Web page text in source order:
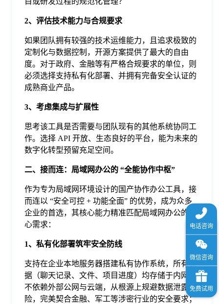
2、评估技术能力与合规要求
如果团队拥有较强的技术运维能力，且追求极致的
定制化与数据控制，开源方案提供了最大的自由
度。对于政府、金融等有严格合规要求的单位，则
必须选择支持私有化部署、并拥有完备安全认证的
成熟商业产品。
3、考虑集成与扩展性
思考该工具是否需要与团队现有的其他系统协同工
作。选择 API 开放、生态良好的平台，能为未来的
数字化转型预留充足空间。
二、接而连：局域网办公的 “全能协作中枢”
作为专为局域网环境设计的国产协作办公工具，接
而连以 “安全可控 + 功能全面” 的优势，成为众多
企业的首选，其核心能力精准匹配局域网办公的核
心需求：
1、私有化部署筑牢安全防线
支持在企业本地服务器搭建私有协作系统，所有数
据（聊天记录、文件、项目进度）均存储于内网，
不依赖外部公网与云端，从根源上规避数据泄露风
险，完美契合金融、军工等涉密行业的安全要求；